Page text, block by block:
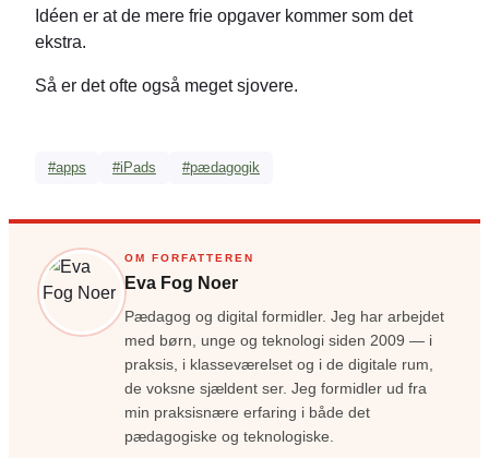
Idéen er at de mere frie opgaver kommer som det
ekstra.
Så er det ofte også meget sjovere.
#apps #iPads #pædagogik
OM FORFATTEREN
Eva Fog Noer
Pædagog og digital formidler. Jeg har arbejdet
med børn, unge og teknologi siden 2009 — i
praksis, i klasseværelset og i de digitale rum,
de voksne sjældent ser. Jeg formidler ud fra
min praksisnære erfaring i både det
pædagogiske og teknologiske.